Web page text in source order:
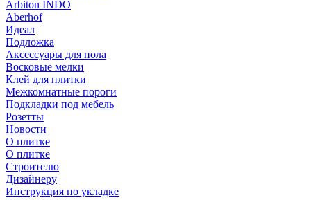
Arbiton INDO
Aberhof
Идеал
Подложка
Аксессуары для пола
Восковые мелки
Клей для плитки
Межкомнатные пороги
Подкладки под мебель
Розетты
Новости
О плитке
О плитке
Строителю
Дизайнеру
Инструкция по укладке